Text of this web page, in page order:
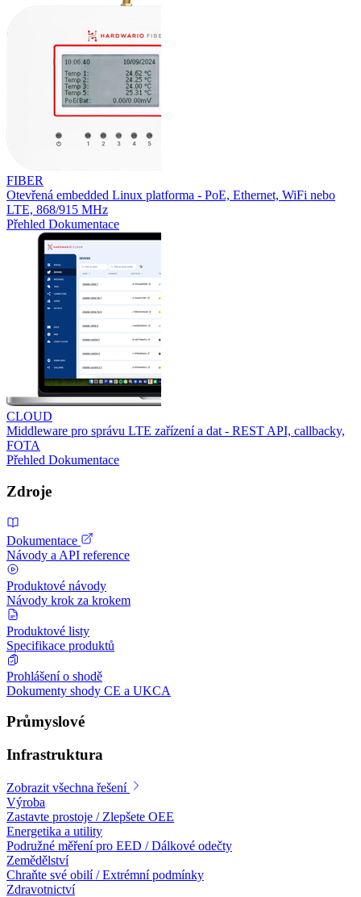
FIBER
Otevřená embedded Linux platforma - PoE, Ethernet, WiFi nebo
LTE, 868/915 MHz
Přehled Dokumentace
CLOUD
Middleware pro správu LTE zařízení a dat - REST API, callbacky,
FOTA
Přehled Dokumentace
Zdroje
Dokumentace
Návody a API reference
Produktové návody
Návody krok za krokem
Produktové listy
Specifikace produktů
Prohlášení o shodě
Dokumenty shody CE a UKCA
Průmyslové
Infrastruktura
Zobrazit všechna řešení
Výroba
Zastavte prostoje / Zlepšete OEE
Energetika a utility
Podružné měření pro EED / Dálkové odečty
Zemědělství
Chraňte své obilí / Extrémní podmínky
Zdravotnictví